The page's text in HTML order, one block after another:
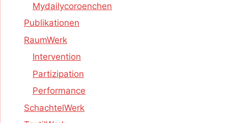
Mydailycoroenchen
Publikationen
RaumWerk
Intervention
Partizipation
Performance
SchachtelWerk